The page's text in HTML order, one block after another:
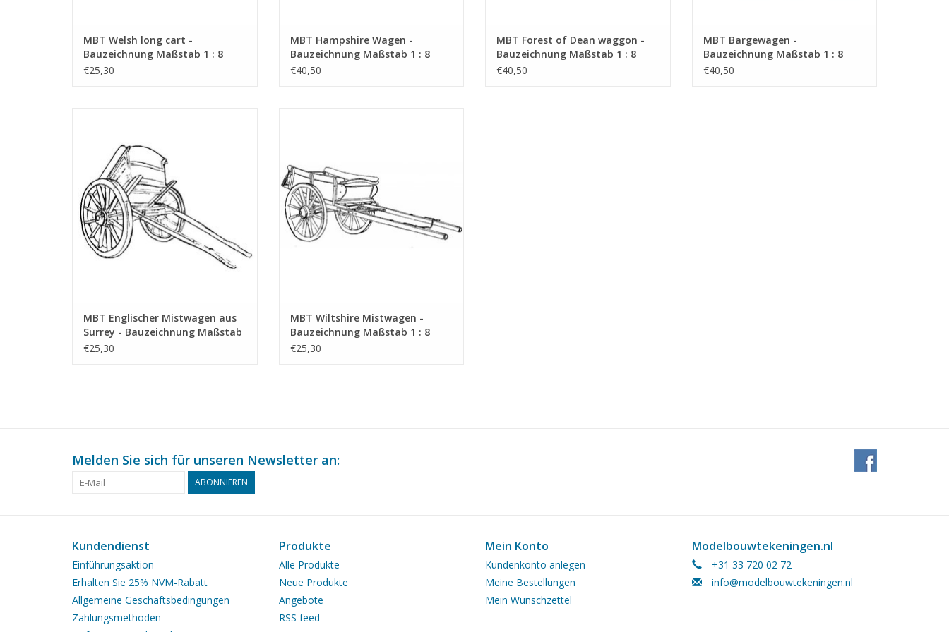
MBT Welsh long cart -
Bauzeichnung Maßstab 1 : 8
(40.31.005)
€25,30
MBT Hampshire Wagen -
Bauzeichnung Maßstab 1 : 8
(40.31.006)
€40,50
MBT Forest of Dean waggon -
Bauzeichnung Maßstab 1 : 8
(40.31.007)
€40,50
MBT Bargewagen -
Bauzeichnung Maßstab 1 : 8
(40.31.008)
€40,50
ZUM WARENKORB HINZUFÜGEN
MBT Englischer Mistwagen aus
Surrey - Bauzeichnung Maßstab
1 : 8 (40.31.009)
€25,30
MBT Wiltshire Mistwagen -
Bauzeichnung Maßstab 1 : 8
(40.31.010)
€25,30
Melden Sie sich für unseren Newsletter an:
ABONNIEREN
Kundendienst
Einführungsaktion
Erhalten Sie 25% NVM-Rabatt
Allgemeine Geschäftsbedingungen
Zahlungsmethoden
Produkte
Alle Produkte
Neue Produkte
Angebote
RSS feed
Mein Konto
Kundenkonto anlegen
Meine Bestellungen
Mein Wunschzettel
Modelbouwtekeningen.nl
+31 33 720 02 72
info@modelbouwtekeningen.nl